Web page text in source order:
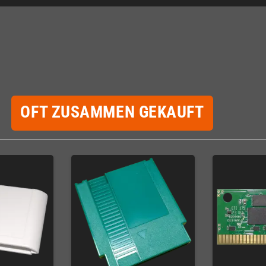
OFT ZUSAMMEN GEKAUFT